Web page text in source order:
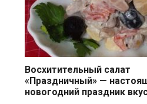
Салаты
Восхитительный салат
«Праздничный» —
новогодний праздник